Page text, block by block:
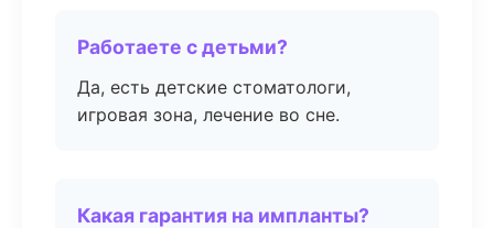
Работаете с детьми?
Да, есть детские стоматологи,
игровая зона, лечение во сне.
Какая гарантия на импланты?